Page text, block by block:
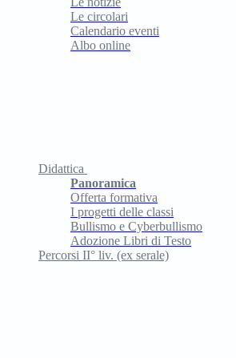
Le circolari
Calendario eventi
Albo online
Didattica
Panoramica
Offerta formativa
I progetti delle classi
Bullismo e Cyberbullismo
Adozione Libri di Testo
Percorsi II° liv. (ex serale)